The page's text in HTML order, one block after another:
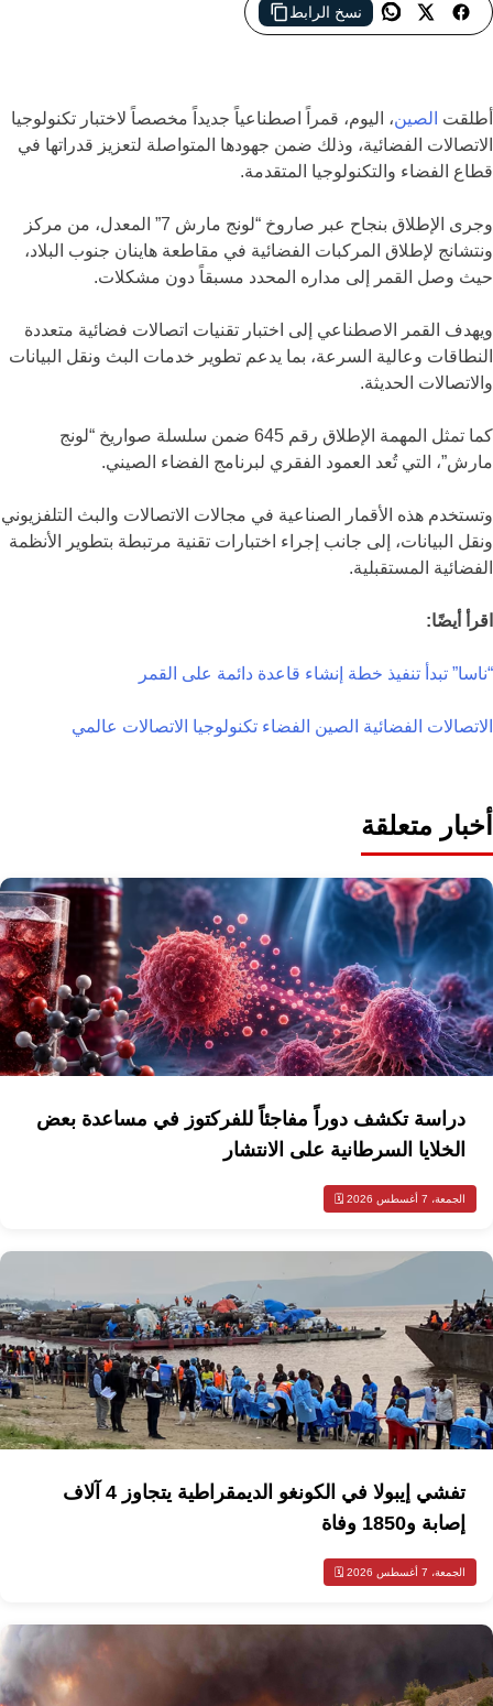
نسخ الرابط
الصين تطلق قمراً اصطناعياً جديداً لاختبار تقنيات اتصالات فضائية
أطلقت الصين، اليوم، قمراً اصطناعياً جديداً مخصصاً لاختبار تكنولوجيا
الاتصالات الفضائية، وذلك ضمن جهودها المتواصلة لتعزيز قدراتها في
قطاع الفضاء والتكنولوجيا المتقدمة.
وجرى الإطلاق بنجاح عبر صاروخ “لونج مارش 7” المعدل، من مركز
ونتشانج لإطلاق المركبات الفضائية في مقاطعة هاينان جنوب البلاد،
حيث وصل القمر إلى مداره المحدد مسبقاً دون مشكلات.
ويهدف القمر الاصطناعي إلى اختبار تقنيات اتصالات فضائية متعددة
النطاقات وعالية السرعة، بما يدعم تطوير خدمات البث ونقل البيانات
والاتصالات الحديثة.
كما تمثل المهمة الإطلاق رقم 645 ضمن سلسلة صواريخ “لونج
مارش”، التي تُعد العمود الفقري لبرنامج الفضاء الصيني.
وتستخدم هذه الأقمار الصناعية في مجالات الاتصالات والبث التلفزيوني
ونقل البيانات، إلى جانب إجراء اختبارات تقنية مرتبطة بتطوير الأنظمة
الفضائية المستقبلية.
اقرأ أيضًا:
“ناسا” تبدأ تنفيذ خطة إنشاء قاعدة دائمة على القمر
الاتصالات الفضائية الصين الفضاء تكنولوجيا الاتصالات عالمي
أخبار متعلقة
دراسة تكشف دوراً مفاجئاً للفركتوز في مساعدة بعض
الخلايا السرطانية على الانتشار
الجمعة، 7 أغسطس 2026 🗓️
تفشي إيبولا في الكونغو الديمقراطية يتجاوز 4 آلاف
إصابة و1850 وفاة
الجمعة، 7 أغسطس 2026 🗓️